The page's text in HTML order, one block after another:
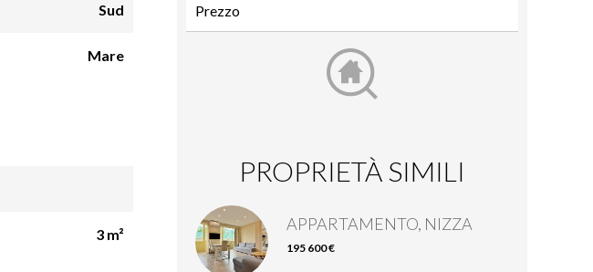
Sud
Mare
3 m²
PROPRIETÀ SIMILI
APPARTAMENTO, NIZZA
195 600 €